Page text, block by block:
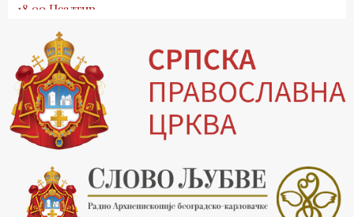
18.00 Псалтир
19.03 Млади у Цркви
19.30 Вечерње молитве
20.00 Вести из Цркве
20.15 Реч архијереја
20.30 Храм културе
21.03 Господ над војскама
22.03 Црквена предавања и трибине